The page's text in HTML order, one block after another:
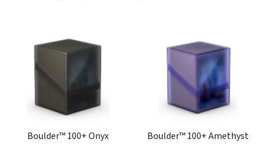
Boulder™ 100+ Onyx Boulder™ 100+ Amethyst